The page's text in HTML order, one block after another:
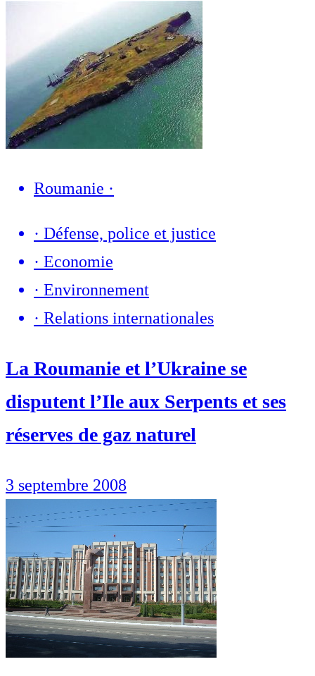
Roumanie ·
· Défense, police et justice
· Economie
· Environnement
· Relations internationales
La Roumanie et l’Ukraine se
disputent l’Ile aux Serpents et ses
réserves de gaz naturel
3 septembre 2008